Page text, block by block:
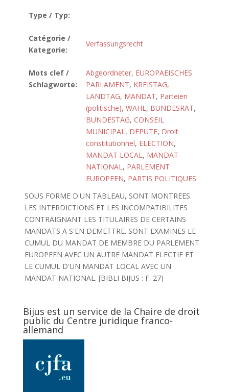
Type / Typ:
Catégorie /
Kategorie:
Verfassungsrecht
Mots clef /
Schlagworte:
Abgeordneter, EUROPAEISCHES
PARLAMENT, KREISTAG,
LANDTAG, MANDAT, Parteien
(politische), WAHL, BUNDESRAT,
BUNDESTAG, CONSEIL
MUNICIPAL, DEPUTE, Droit
constitutionnel, ELECTION,
MANDAT LOCAL, MANDAT
NATIONAL, PARLEMENT
EUROPEEN, PARTIS POLITIQUES
SOUS FORME D'UN TABLEAU, SONT MONTREES
LES INTERDICTIONS ET LES INCOMPATIBILITES
CONTRAIGNANT LES TITULAIRES DE CERTAINS
MANDATS A S'EN DEMETTRE. SONT EXAMINES LE
CUMUL DU MANDAT DE MEMBRE DU PARLEMENT
EUROPEEN AVEC UN AUTRE MANDAT ELECTIF ET
LE CUMUL D'UN MANDAT LOCAL AVEC UN
MANDAT NATIONAL. [BIBLI BIJUS : F. 27]
Bijus est un service de la Chaire de droit
public du Centre juridique franco-
allemand